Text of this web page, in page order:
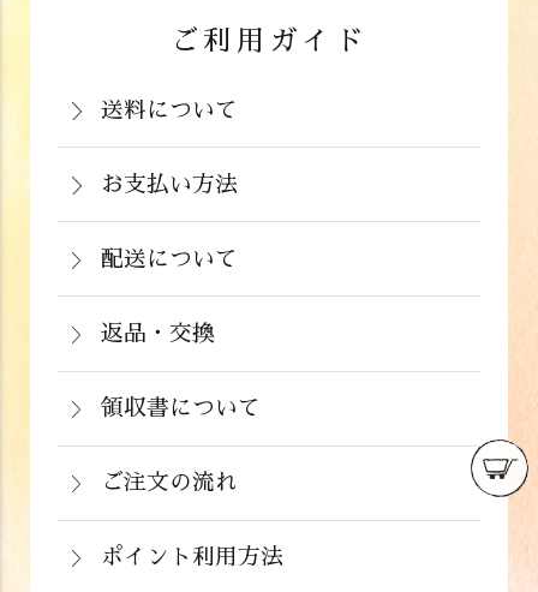
ご利用ガイド
送料について
岡山県：704円(税込)
関西・中国（岡山県除く）・四国・九
州：770円(税込)
関東・信越・北陸・中部：990円(税込)
東北：1,210円(税込)
北海道：1,430円(税込)
沖縄：2,024円(税込)
※クール便の場合は送料＋クール代金
220円（税込）
お支払い方法
お支払いは、カード決済、代金引換（手
数料弊社負担）・銀行振込（前払い）・
郵便振込（前払い）・PayPay（オンラ
イン決済）・ドコモケータイ払い・auか
んたん決済・au PAY・ソフトバンクまと
めて支払い(B)がご利用頂けます。
配送について
通常在庫がある商品につきましては、ご
注文から２～５営業日で発送いたしま
す。
返品・交換
商品が食品のため、お客様のお手元に到
着後の返品は基本的にお受け出来ませ
ん。但し、発送中の破損や不良品、ある
いはご注文と違う商品が届いた場合は、
お手数ですが商品到着後３日以内に当店
までご連絡下さい。
領収書について
領収書をご希望のお客様は、ご注文画面
の備考欄にてお知らせ下さい。なお、お
支払い方法にて領収書の形態が異なりま
す。
ご注文の流れ
ポイント利用方法